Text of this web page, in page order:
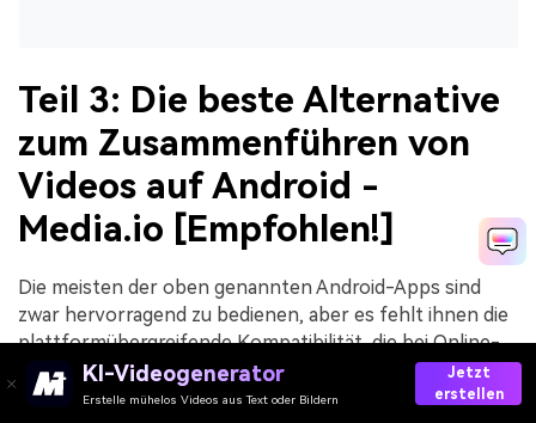
Teil 3: Die beste Alternative
zum Zusammenführen von
Videos auf Android -
Media.io [Empfohlen!]
Die meisten der oben genannten Android-Apps sind
zwar hervorragend zu bedienen, aber es fehlt ihnen die
plattformübergreifende Kompatibilität, die bei Online-
Optionen gegeben ist. Auch die teuren In-App-Käufe
und die lästigen Werbeeinblendungen können
KI-Videogenerator
Erstelle mühelos Videos aus Text oder Bildern
Jetzt
erstellen